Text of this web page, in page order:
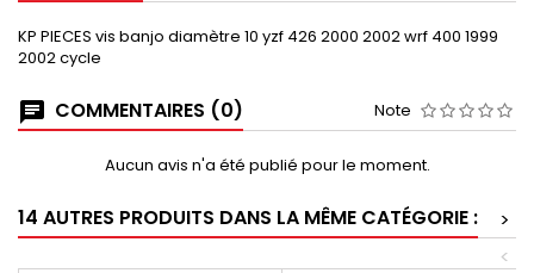
KP PIECES vis banjo diamètre 10 yzf 426 2000 2002 wrf 400 1999
2002 cycle
COMMENTAIRES (0) Note
Aucun avis n'a été publié pour le moment.
14 AUTRES PRODUITS DANS LA MÊME CATÉGORIE :
>
<